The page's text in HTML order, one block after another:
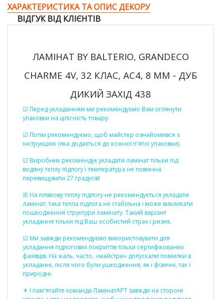
ХАРАКТЕРИСТИКА ТА ОПИС ДЕКОРУ
ВІДГУК ВІД КЛІЄНТІВ
ЛАМІНАТ BY BALTERIO, GRANDECO
CHARME 4V, 32 КЛАС, AC4, 8 ММ - ДУБ
ДИКИЙ ЗАХІД 438
☑ Перед укладанням ми рекомендуємо Вам оглянути
упаковки на цілісність товару.
☑ Потім рекомендуємо, щоб майстер ознайомився з
інструкцією (яка додається до кожної п'ятої упаковки).
☑ Виробник рекомендує укладати ламінат тільки під
водяну теплу підлогу і температура не повинна
перевищувати 27 градусів!
☒ На плівкову теплу підлогу не рекомендується укладати
ламінат, така тепла підлога не стабільна і може викликати
пошкодження структури ламінату. Такий варіант
укладання тільки під Ваш особистий страх і ризик.
☑ Ми завжди рекомендуємо використовувати для
укладання підлогових покриттів тільки сертифікованих
фахівців. На жаль, часто, «майстри» допускали помилки в
укладанні, після чого були ушкодження, як і фізичні, так і
природні.
☀ І пам'ятайте команда ЛамінатАРТ завжди на стороні